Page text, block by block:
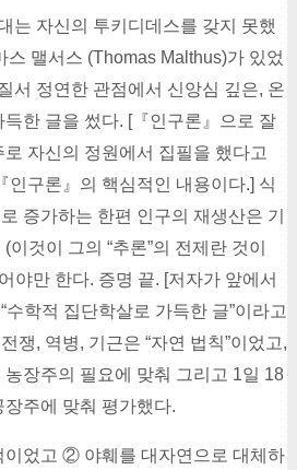
는 자신의 투키디데스를 갖지 못했
스 맬서스 (Thomas Malthus)가 있었
서 정연한 관점에서 신앙심 깊은, 온
한 글을 썼다. [『인구론』으로 잘
자신의 정원에서 집필을 했다고
인구론』의 핵심적인 내용이다.] 식
증가하는 한편 인구의 재생산은 기
것이 그의 “추론”의 전제란 것이
야만 한다. 증명 끝. [저자가 앞에서
학적 집단학살로 가득한 글”이라고
쟁, 역병, 기근은 “자연 법칙”이었고,
장주의 필요에 맞춰 그리고 1일 18
주에 맞춰 평가했다.
었고 ② 야훼를 대자연으로 대체하